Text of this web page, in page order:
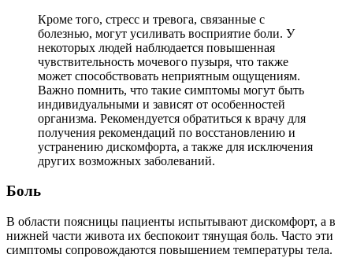
Кроме того, стресс и тревога, связанные с
болезнью, могут усиливать восприятие боли. У
некоторых людей наблюдается повышенная
чувствительность мочевого пузыря, что также
может способствовать неприятным ощущениям.
Важно помнить, что такие симптомы могут быть
индивидуальными и зависят от особенностей
организма. Рекомендуется обратиться к врачу для
получения рекомендаций по восстановлению и
устранению дискомфорта, а также для исключения
других возможных заболеваний.
Боль
В области поясницы пациенты испытывают дискомфорт, а в
нижней части живота их беспокоит тянущая боль. Часто эти
симптомы сопровождаются повышением температуры тела.